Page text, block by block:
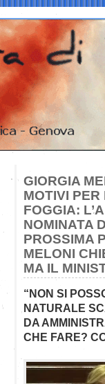
GIORGIA
MOTIVI
FOGGIA:
NOMINATA
PROSSIMA
MELONI
MA IL
“NON SI
NATURALE
DA
CHE FARE?